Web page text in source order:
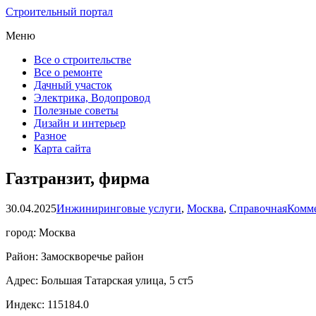
Строительный портал
Меню
Все о строительстве
Все о ремонте
Дачный участок
Электрика, Водопровод
Полезные советы
Дизайн и интерьер
Разное
Карта сайта
Газтранзит, фирма
30.04.2025Инжиниринговые услуги, Москва, Справочная
город: Москва
Район: Замоскворечье район
Адрес: Большая Татарская улица, 5 ст5
Индекс: 115184.0